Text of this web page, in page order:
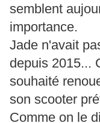
semblent
importance.
Jade n'avait
depuis 2015...
souhaité
son scooter
Comme on le